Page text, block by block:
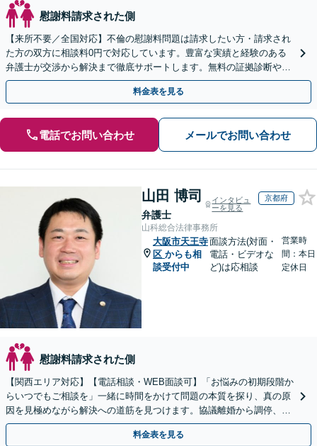
慰謝料請求された側
【来所不要／全国対応】不倫の慰謝料問題は請求したい方・請求され
た方の双方に相談料0円で対応しています。豊富な実績と経験のある
弁護士が交渉から解決まで徹底サポートします。無料の証拠診断や着
手金の返還保証もありますので安心してご相談ください。
料金表を見る
電話でお問い合わせ メールでお問い合わせ
山田 博司
弁護士
インタビュ
ーを見る
京都府
山科総合法律事務所
大阪市天王寺
区 からも相
談受付中
面談方法(対面・
電話・ビデオな
ど)は応相談
営業時
間：本日
定休日
慰謝料請求された側
【関西エリア対応】【電話相談・WEB面談可】「お悩みの初期段階か
らいつでもご相談を」一緒に時間をかけて問題の本質を探り、真の原
因を見極めながら解決への道筋を見つけます。協議離婚から調停、審
判、訴訟まで、離婚に関わる一連の手続きにすべて対応
料金表を見る